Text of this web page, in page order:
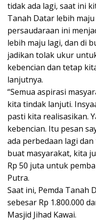
tidak ada lagi, saat ini
Tanah Datar lebih
persaudaraan ini
lebih maju lagi, dan di
jadikan tolak ukur
kebencian dan tetap
lanjutnya.
“Semua aspirasi
kita tindak lanjuti.
pasti kita realisasikan.
kebencian. Itu pesan
ada perbedaan lagi
buat masyarakat, kita
Rp 50 juta untuk
Putra.
Saat ini, Pemda Tanah
sebesar Rp 1.800.000
Masjid Jihad Kawai.